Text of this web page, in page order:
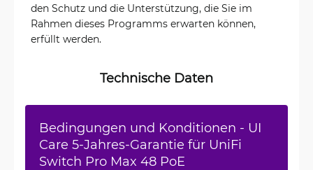
den Schutz und die Unterstützung, die Sie im
Rahmen dieses Programms erwarten können,
erfüllt werden.
Technische Daten
Bedingungen und Konditionen - UI
Care 5-Jahres-Garantie für UniFi
Switch Pro Max 48 PoE